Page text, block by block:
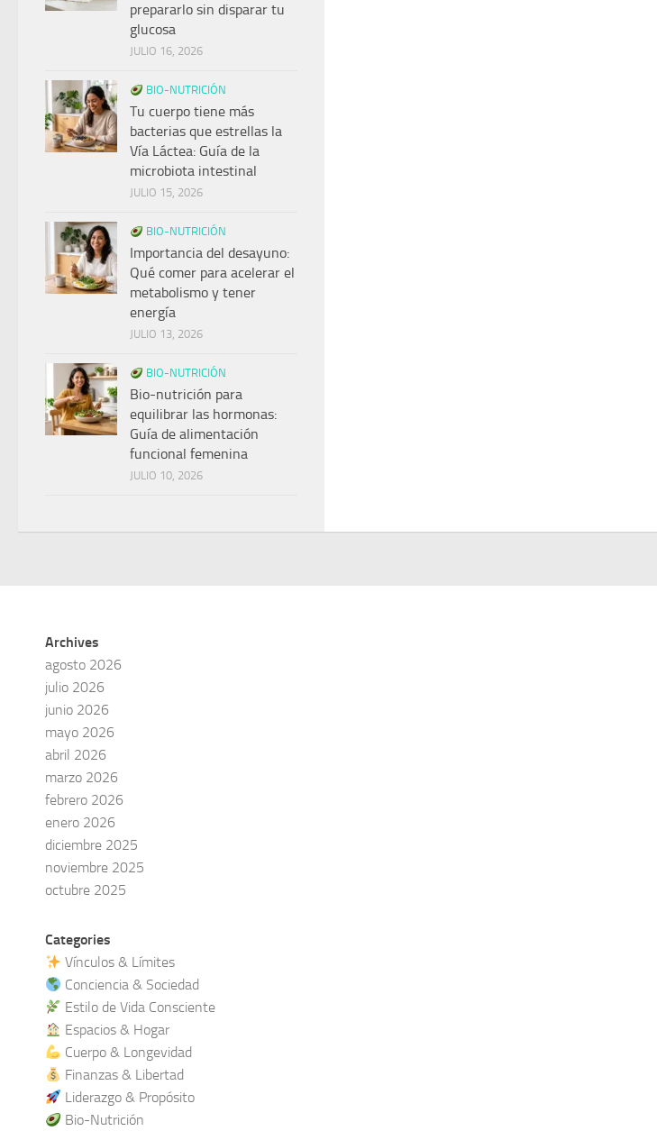
prepararlo sin disparar tu
glucosa
JULIO 16, 2026
BIO-NUTRICIÓN
Tu cuerpo tiene más
bacterias que estrellas la
Vía Láctea: Guía de la
microbiota intestinal
JULIO 15, 2026
BIO-NUTRICIÓN
Importancia del desayuno:
Qué comer para acelerar el
metabolismo y tener
energía
JULIO 13, 2026
BIO-NUTRICIÓN
Bio-nutrición para
equilibrar las hormonas:
Guía de alimentación
funcional femenina
JULIO 10, 2026
Archives
agosto 2026
julio 2026
junio 2026
mayo 2026
abril 2026
marzo 2026
febrero 2026
enero 2026
diciembre 2025
noviembre 2025
octubre 2025
Categories
Vínculos & Límites
Conciencia & Sociedad
Estilo de Vida Consciente
Espacios & Hogar
Cuerpo & Longevidad
Finanzas & Libertad
Liderazgo & Propósito
Bio-Nutrición